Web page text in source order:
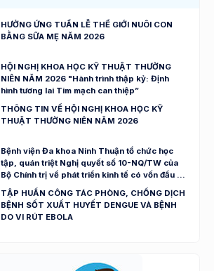
HƯỞNG ỨNG TUẦN LỄ THẾ GIỚI NUÔI CON
BẰNG SỮA MẸ NĂM 2026
HỘI NGHỊ KHOA HỌC KỸ THUẬT THƯỜNG
NIÊN NĂM 2026 "Hành trình thập kỷ: Định
hình tương lai Tim mạch can thiệp”
THÔNG TIN VỀ HỘI NGHỊ KHOA HỌC KỸ
THUẬT THƯỜNG NIÊN NĂM 2026
Bệnh viện Đa khoa Ninh Thuận tổ chức học
tập, quán triệt Nghị quyết số 10-NQ/TW của
Bộ Chính trị về phát triển kinh tế có vốn đầu tư
nước ngoài
TẬP HUẤN CÔNG TÁC PHÒNG, CHỐNG DỊCH
BỆNH SỐT XUẤT HUYẾT DENGUE VÀ BỆNH
DO VI RÚT EBOLA